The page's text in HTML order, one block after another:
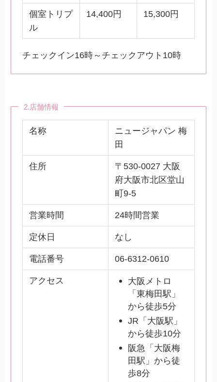
個室トリプ
ル
14,400円 15,300円
チェックイン16時～チェックアウト10時
2.店舗情報
名称
ニュージャパン 梅
田
住所
〒530-0027 大阪
府大阪市北区堂山
町9-5
営業時間 24時間営業
定休日 なし
電話番号 06-6312-0610
アクセス
大阪メトロ
「東梅田駅」
から徒歩5分
JR「大阪駅」
から徒歩10分
阪急「大阪梅
田駅」から徒
歩8分